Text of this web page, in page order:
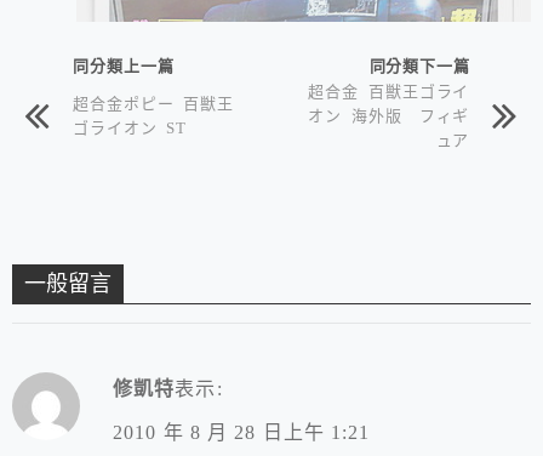
同分類上一篇
超合金ポピー 百獣王
ゴライオン ST
同分類下一篇
超合金 百獣王ゴライ
オン 海外版 フィギ
ュア
一般留言
修凱特表示:
2010 年 8 月 28 日上午 1:21